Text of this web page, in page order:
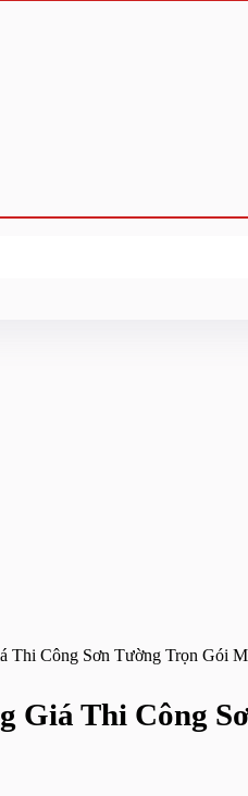
Thi Công Sơn Tường Trọn Gói
Giá Thi Công